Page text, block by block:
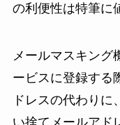
の利便性は特筆に
メールマスキング
ービスに登録する
ドレスの代わり
い捨てメールアド